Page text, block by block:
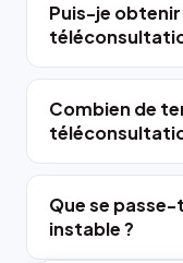
Puis-je
Combien de
Que se
instable ?